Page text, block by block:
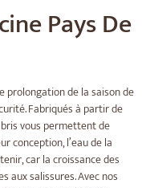
Pays De
de la saison de
Fabriqués à partir de
vous permettent de
conception, l’eau de la
car la croissance des
aux salissures. Avec nos